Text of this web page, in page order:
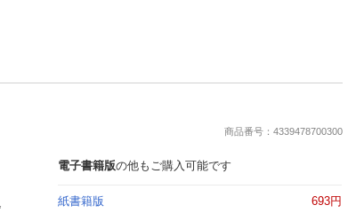
商品番号：4339478700300
電子書籍版の他もご購入可能です
紙書籍版 693円